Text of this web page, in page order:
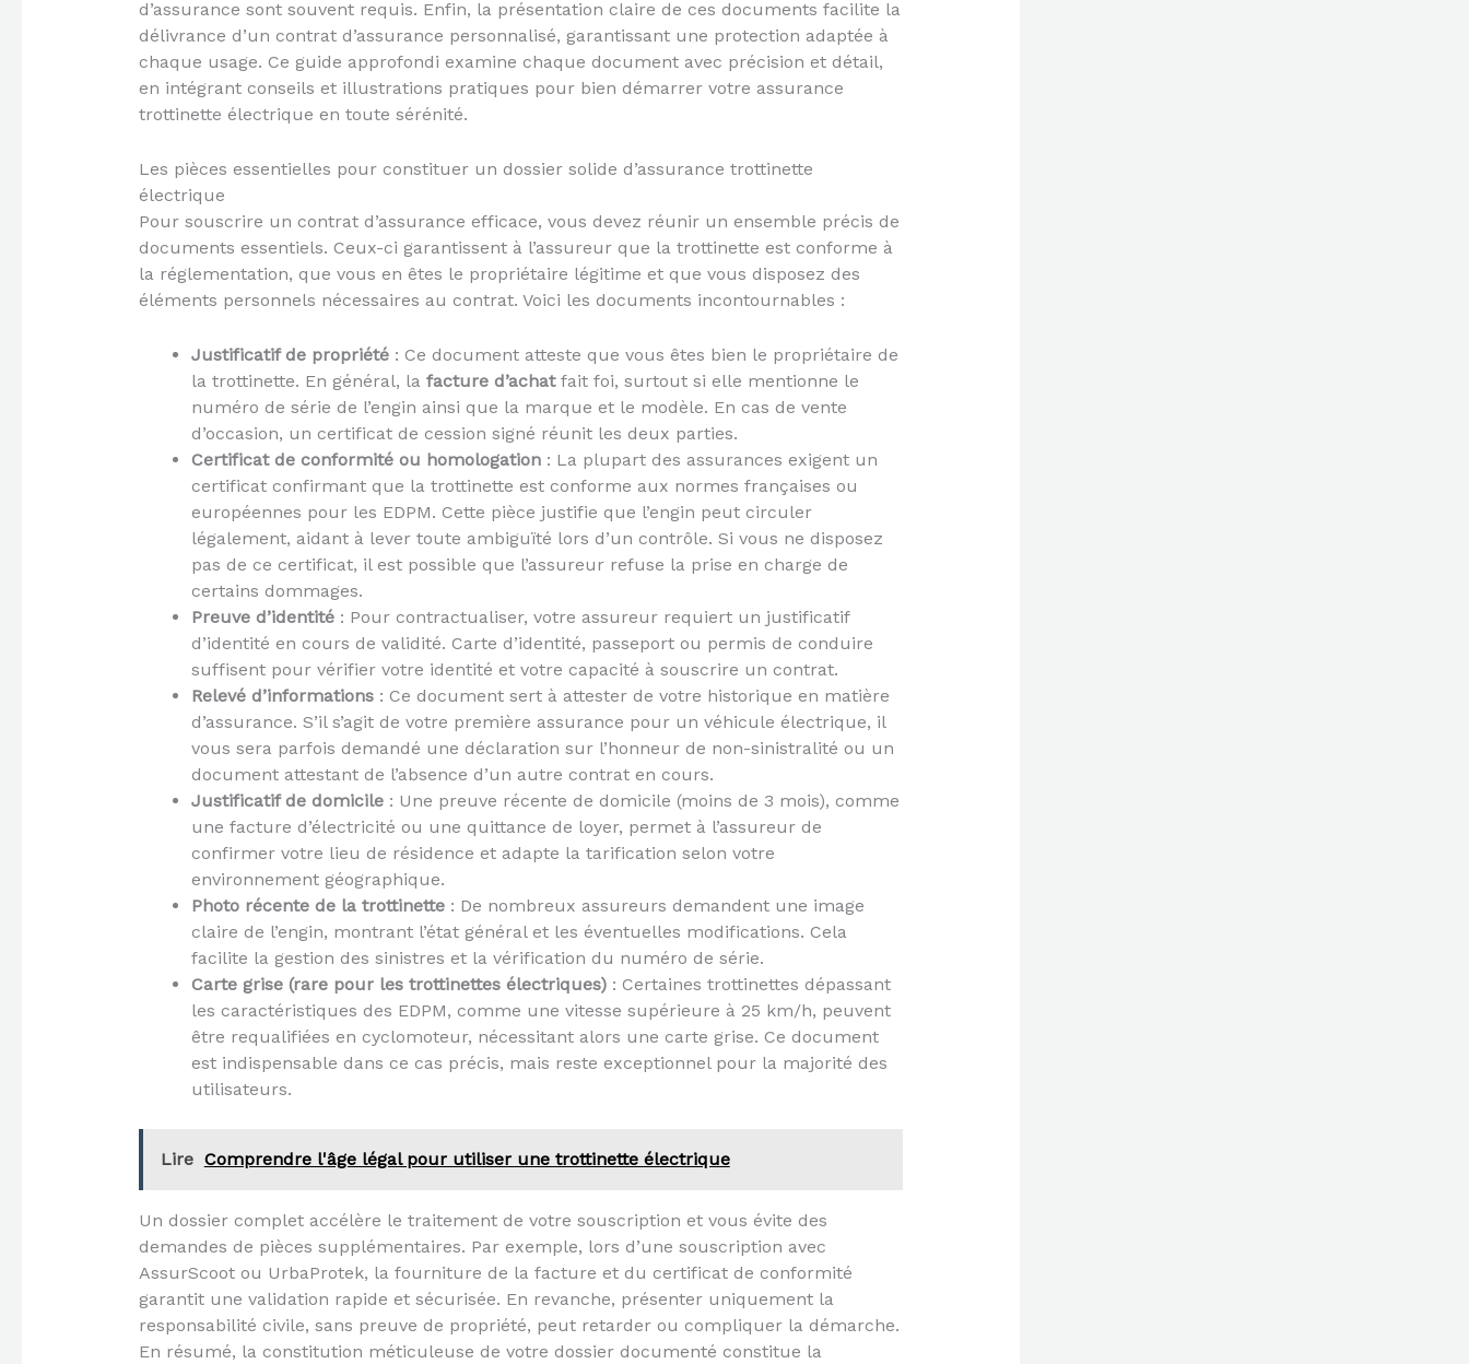
d’assurance sont souvent requis. Enfin, la présentation claire de ces documents facilite la
délivrance d’un contrat d’assurance personnalisé, garantissant une protection adaptée à
chaque usage. Ce guide approfondi examine chaque document avec précision et détail,
en intégrant conseils et illustrations pratiques pour bien démarrer votre assurance
trottinette électrique en toute sérénité.
Les pièces essentielles pour constituer un dossier solide d’assurance trottinette
électrique
Pour souscrire un contrat d’assurance efficace, vous devez réunir un ensemble précis de
documents essentiels. Ceux-ci garantissent à l’assureur que la trottinette est conforme à
la réglementation, que vous en êtes le propriétaire légitime et que vous disposez des
éléments personnels nécessaires au contrat. Voici les documents incontournables :
Justificatif de propriété: Ce document atteste que vous êtes bien le propriétaire de
la trottinette. En général, la facture d’achatfait foi, surtout si elle mentionne le
numéro de série de l’engin ainsi que la marque et le modèle. En cas de vente
d’occasion, un certificat de cession signé réunit les deux parties.
Certificat de conformité ou homologation: La plupart des assurances exigent un
certificat confirmant que la trottinette est conforme aux normes françaises ou
européennes pour les EDPM. Cette pièce justifie que l’engin peut circuler
légalement, aidant à lever toute ambiguïté lors d’un contrôle. Si vous ne disposez
pas de ce certificat, il est possible que l’assureur refuse la prise en charge de
certains dommages.
Preuve d’identité: Pour contractualiser, votre assureur requiert un justificatif
d’identité en cours de validité. Carte d’identité, passeport ou permis de conduire
suffisent pour vérifier votre identité et votre capacité à souscrire un contrat.
Relevé d’informations: Ce document sert à attester de votre historique en matière
d’assurance. S’il s’agit de votre première assurance pour un véhicule électrique, il
vous sera parfois demandé une déclaration sur l’honneur de non-sinistralité ou un
document attestant de l’absence d’un autre contrat en cours.
Justificatif de domicile: Une preuve récente de domicile (moins de 3 mois), comme
une facture d’électricité ou une quittance de loyer, permet à l’assureur de
confirmer votre lieu de résidence et adapte la tarification selon votre
environnement géographique.
Photo récente de la trottinette: De nombreux assureurs demandent une image
claire de l’engin, montrant l’état général et les éventuelles modifications. Cela
facilite la gestion des sinistres et la vérification du numéro de série.
Carte grise (rare pour les trottinettes électriques): Certaines trottinettes dépassant
les caractéristiques des EDPM, comme une vitesse supérieure à 25 km/h, peuvent
être requalifiées en cyclomoteur, nécessitant alors une carte grise. Ce document
est indispensable dans ce cas précis, mais reste exceptionnel pour la majorité des
utilisateurs.
Lire Comprendre l'âge légal pour utiliser une trottinette électrique
Un dossier complet accélère le traitement de votre souscription et vous évite des
demandes de pièces supplémentaires. Par exemple, lors d’une souscription avec
AssurScoot ou UrbaProtek, la fourniture de la facture et du certificat de conformité
garantit une validation rapide et sécurisée. En revanche, présenter uniquement la
responsabilité civile, sans preuve de propriété, peut retarder ou compliquer la démarche.
En résumé, la constitution méticuleuse de votre dossier documenté constitue la